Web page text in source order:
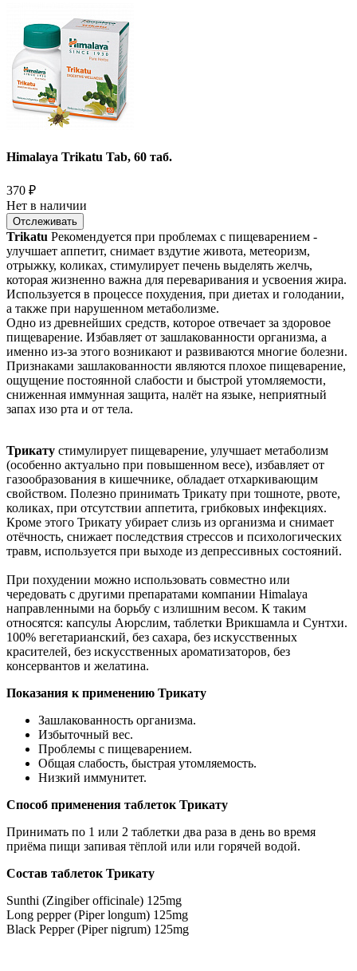
Himalaya Trikatu Tab, 60 таб.
370 ₽
Нет в наличии
Отслеживать
Trikatu Рекомендуется при проблемах с пищеварением -
улучшает аппетит, снимает вздутие живота, метеоризм,
отрыжку, коликах, стимулирует печень выделять желчь,
которая жизненно важна для переваривания и усвоения жира.
Используется в процессе похудения, при диетах и голодании,
а также при нарушенном метаболизме.
Одно из древнейших средств, которое отвечает за здоровое
пищеварение. Избавляет от зашлакованности организма, а
именно из-за этого возникают и развиваются многие болезни.
Признаками зашлакованности являются плохое пищеварение,
ощущение постоянной слабости и быстрой утомляемости,
сниженная иммунная защита, налёт на языке, неприятный
запах изо рта и от тела.
Трикату стимулирует пищеварение, улучшает метаболизм
(особенно актуально при повышенном весе), избавляет от
газообразования в кишечнике, обладает отхаркивающим
свойством. Полезно принимать Трикату при тошноте, рвоте,
коликах, при отсутствии аппетита, грибковых инфекциях.
Кроме этого Трикату убирает слизь из организма и снимает
отёчность, снижает последствия стрессов и психологических
травм, используется при выходе из депрессивных состояний.
При похудении можно использовать совместно или
чередовать с другими препаратами компании Himalaya
направленными на борьбу с излишним весом. К таким
относятся: капсулы Аюрслим, таблетки Врикшамла и Сунтхи.
100% вегетарианский, без сахара, без искусственных
красителей, без искусственных ароматизаторов, без
консервантов и желатина.
Показания к применению Трикату
Зашлакованность организма.
Избыточный вес.
Проблемы с пищеварением.
Общая слабость, быстрая утомляемость.
Низкий иммунитет.
Способ применения таблеток Трикату
Принимать по 1 или 2 таблетки два раза в день во время
приёма пищи запивая тёплой или или горячей водой.
Cостав таблеток Трикату
Sunthi (Zingiber officinale) 125mg
Long pepper (Piper longum) 125mg
Black Pepper (Piper nigrum) 125mg